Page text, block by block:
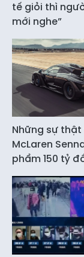
tế giỏi thì
mới nghe”
Những sự thật
McLaren
phẩm 150 tỷ